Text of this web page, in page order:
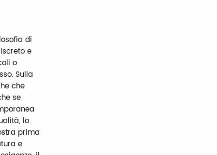
di
e
o
Sulla
che
se
lo
prima
e